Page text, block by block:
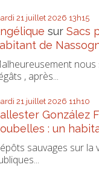
21 juillet 2026 13h15
surSacs
de
, après...
21 juillet 2026 11h10
González
: un
sauvages sur la